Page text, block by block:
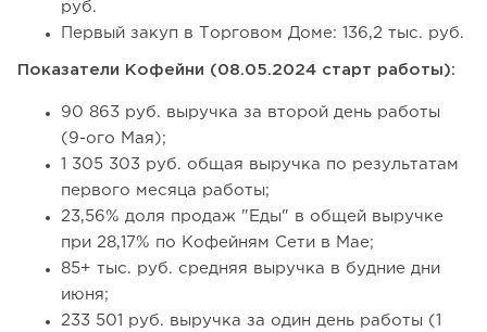
руб.
Первый закуп в Торговом Доме: 136,2 тыс. руб.
Показатели Кофейни (08.05.2024 старт работы):
90 863 руб. выручка за второй день работы
(9-ого Мая);
1 305 303 руб. общая выручка по результатам
первого месяца работы;
23,56% доля продаж "Еды" в общей выручке
при 28,17% по Кофейням Сети в Мае;
85+ тыс. руб. средняя выручка в будние дни
июня;
233 501 руб. выручка за один день работы (1